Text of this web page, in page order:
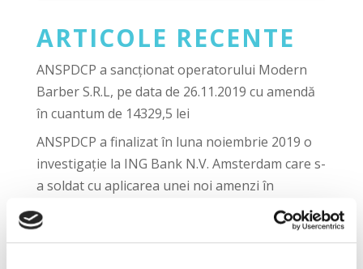
ARTICOLE RECENTE
ANSPDCP a sancționat operatorului Modern
Barber S.R.L, pe data de 26.11.2019 cu amendă
în cuantum de 14329,5 lei
ANSPDCP a finalizat în luna noiembrie 2019 o
investigație la ING Bank N.V. Amsterdam care s-
a soldat cu aplicarea unei noi amenzi în
cuantum de 80.000 euro
ANSPDCP a amendat HILMI MEDICAL CENTER